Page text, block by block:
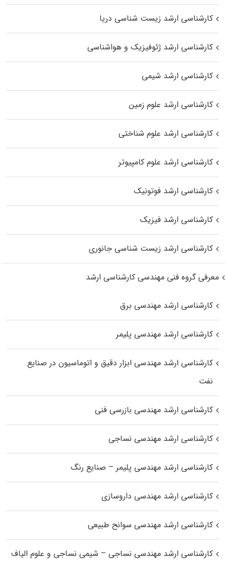
کارشناسی ارشد زیست‌ شناسی دریا
کارشناسی ارشد ژئوفیزیک و هواشناسی
کارشناسی ارشد شیمی
کارشناسی ارشد علوم زمین
کارشناسی ارشد علوم شناختی
کارشناسی ارشد علوم کامپیوتر
کارشناسی ارشد فوتونیک
کارشناسی ارشد فیزیک
کارشناسی ارشد زیست‌ شناسی جانوری
معرفی گروه فنی مهندسی کارشناسی ارشد
کارشناسی ارشد مهندسی برق
کارشناسی ارشد مهندسی پلیمر
کارشناسی ارشد مهندسی ابزار دقیق و اتوماسیون در صنایع
نفت
کارشناسی ارشد مهندسی بازرسی فنی
کارشناسی ارشد مهندسی نساجی
کارشناسی ارشد مهندسی پلیمر – صنایع رنگ
کارشناسی ارشد مهندسی داروسازی
کارشناسی ارشد مهندسی سوانح طبیعی
کارشناسی ارشد مهندسی نساجی – شیمی نساجی و علوم الیاف